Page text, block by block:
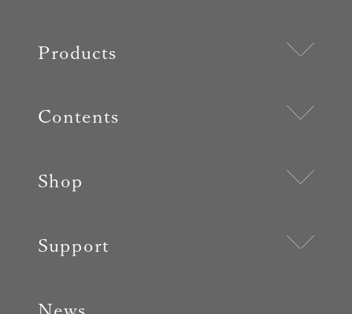
Products
Contents
Shop
Support
News